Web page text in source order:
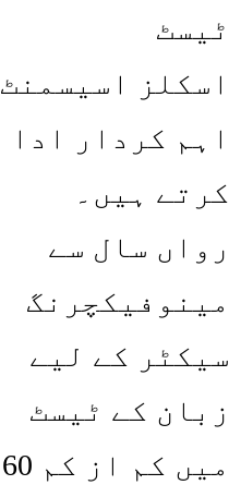
ٹیسٹ
اسکلز اسیسمنٹ
اہم کردار ادا
کرتے ہیں۔
رواں سال سے
مینوفیکچرنگ
سیکٹر کے لیے
زبان کے ٹیسٹ
میں کم از کم 60